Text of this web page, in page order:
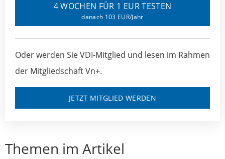
4 WOCHEN FÜR 1 EUR TESTEN
danach 103 EUR/Jahr
Oder werden Sie VDI-Mitglied und lesen im Rahmen
der Mitgliedschaft Vn+.
JETZT MITGLIED WERDEN
Themen im Artikel